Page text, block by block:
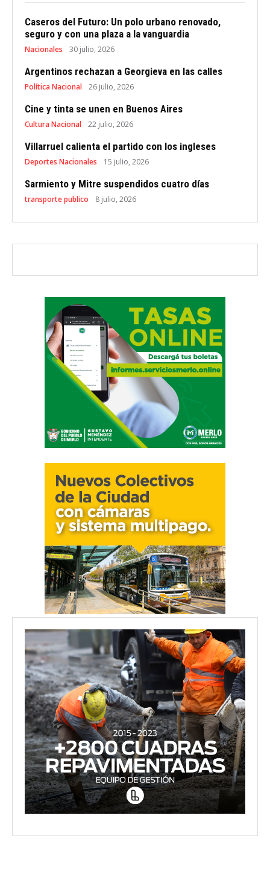
Caseros del Futuro: Un polo urbano renovado,
seguro y con una plaza a la vanguardia
Nacionales 30 julio, 2026
Argentinos rechazan a Georgieva en las calles
Política Nacional 26 julio, 2026
Cine y tinta se unen en Buenos Aires
Cultura Nacional 22 julio, 2026
Villarruel calienta el partido con los ingleses
Deportes Nacionales 15 julio, 2026
Sarmiento y Mitre suspendidos cuatro días
transporte publico 8 julio, 2026